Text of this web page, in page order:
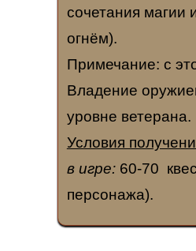
сочетания магии
огнём).
Примечание: с
Владение
уровне ветерана.
Условия
в игре:60-70
персонажа).